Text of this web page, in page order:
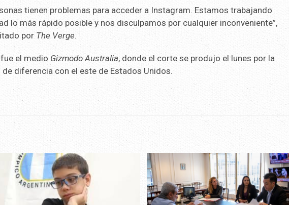
tienen problemas para acceder a Instagram. Estamos trabajando
lo más rápido posible y nos disculpamos por cualquier inconveniente”,
por The Verge.
el medio Gizmodo Australia, donde el corte se produjo el lunes por la
diferencia con el este de Estados Unidos.